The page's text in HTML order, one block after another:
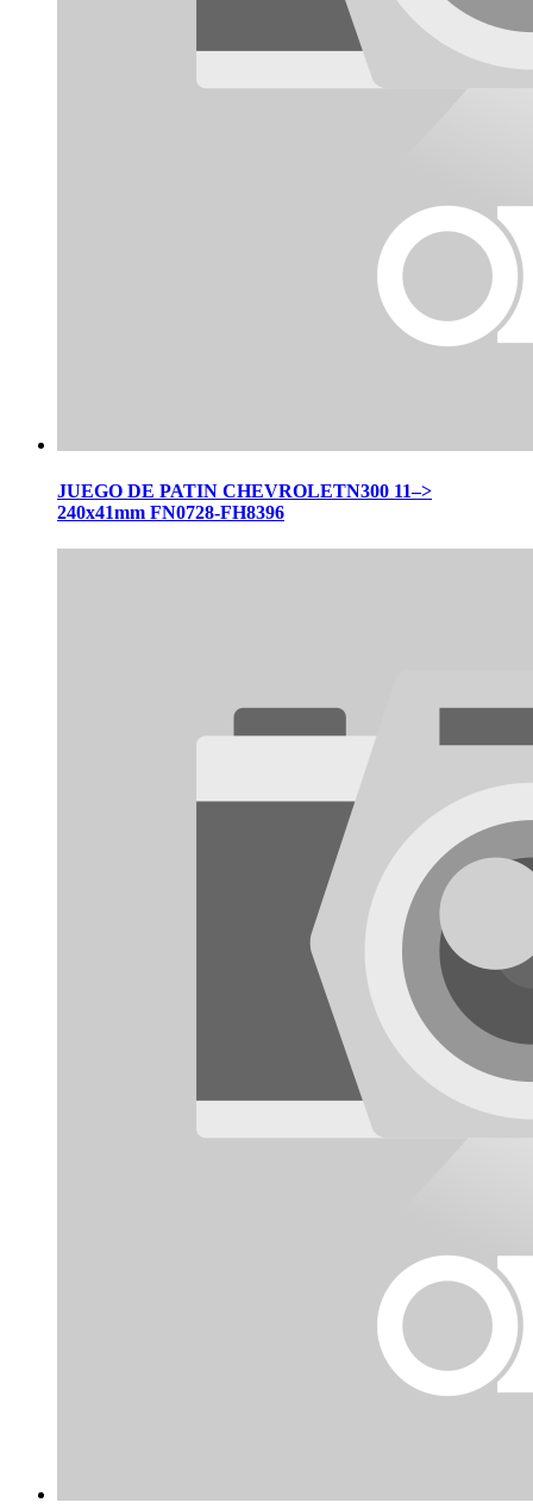
JUEGO DE PATIN CHEVROLETN300 11–>
240x41mm FN0728-FH8396